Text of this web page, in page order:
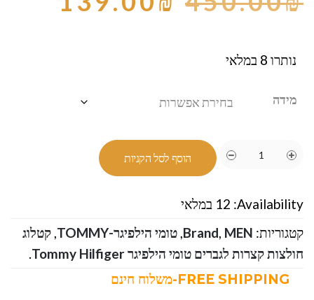
נותרו 8 במלאי
מידה
הוסף לסל הקניות
Availability: 12 במלאי
קטגוריות:
Brand, MEN
,טומי הילפיגר-TOMMY ,קטלוג
חולצות קצרות לגברים טומי הילפיגר Tommy Hilfiger
.